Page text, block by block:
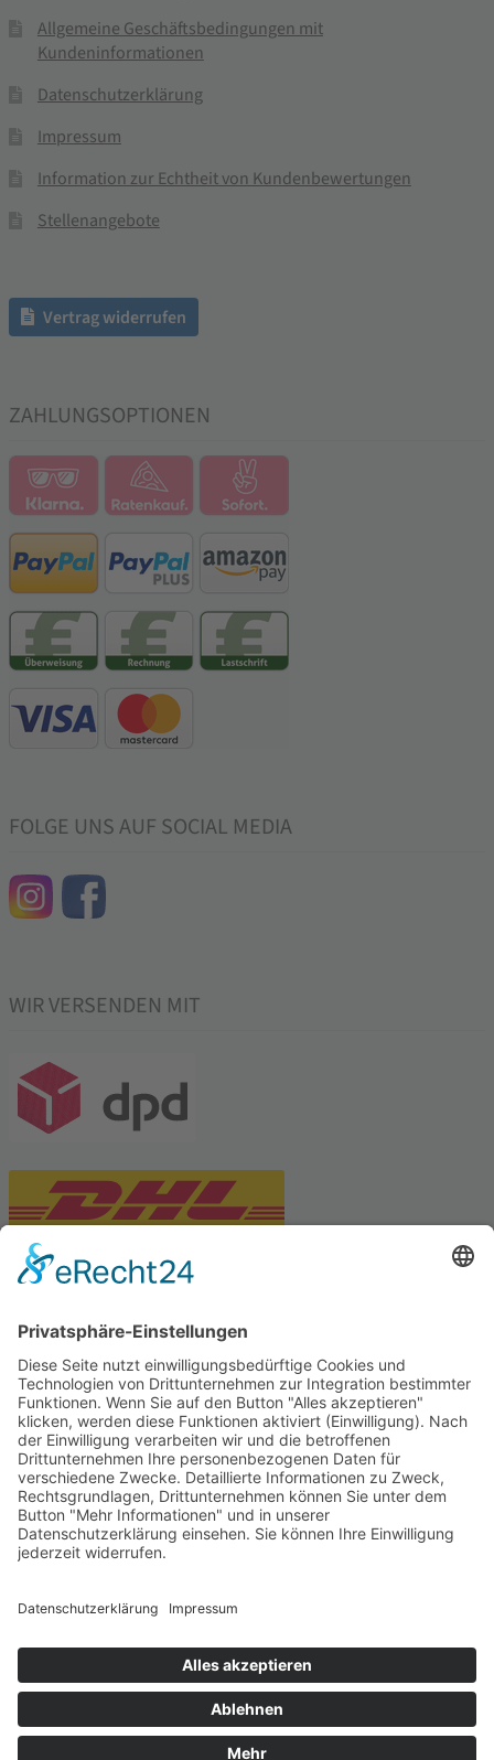
Allgemeine Geschäftsbedingungen mit
Kundeninformationen
Datenschutzerklärung
Impressum
Information zur Echtheit von Kundenbewertungen
Stellenangebote
Vertrag widerrufen
ZAHLUNGSOPTIONEN
FOLGE UNS AUF SOCIAL MEDIA
WIR VERSENDEN MIT
Tekal – Textile Lebensqualität
Exklusive moderne & Orientteppiche
Feuerwerk XXL
Pyrotechnik online bestellen
© Stadtmühle Waldenbuch 2026
und Mühlenprodukte ·
Cookie-Einstellungen
Alle Preise inkl. der gesetzlichen MwSt.
Die durchgestrichenen Preise entsprechen dem bisherigen Preis in